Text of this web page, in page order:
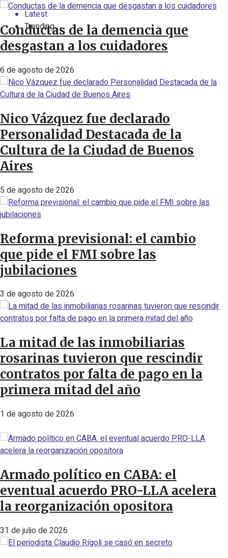
Latest
Trending
Conductas de la demencia que
desgastan a los cuidadores
6 de agosto de 2026
Nico Vázquez fue declarado
Personalidad Destacada de la
Cultura de la Ciudad de Buenos
Aires
5 de agosto de 2026
Reforma previsional: el cambio
que pide el FMI sobre las
jubilaciones
3 de agosto de 2026
La mitad de las inmobiliarias
rosarinas tuvieron que rescindir
contratos por falta de pago en la
primera mitad del año
1 de agosto de 2026
Armado político en CABA: el
eventual acuerdo PRO-LLA acelera
la reorganización opositora
31 de julio de 2026